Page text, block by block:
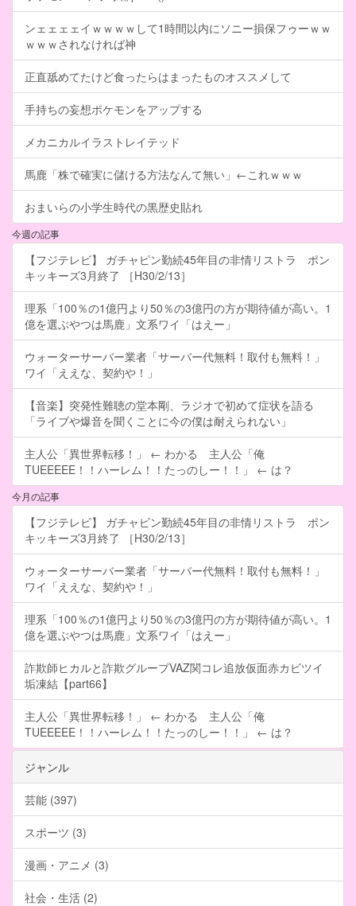
ンェェェェイｗｗｗｗして1時間以内にソニー損保フゥーｗｗ
ｗｗｗされなければ神
正直舐めてたけど食ったらはまったものオススメして
手持ちの妄想ポケモンをアップする
メカニカルイラストレイテッド
馬鹿「株で確実に儲ける方法なんて無い」←これｗｗｗ
おまいらの小学生時代の黒歴史貼れ
今週の記事
【フジテレビ】 ガチャピン勤続45年目の非情リストラ ポン
キッキーズ3月終了 ［H30/2/13］
理系「100％の1億円より50％の3億円の方が期待値が高い。1
億を選ぶやつは馬鹿」文系ワイ「はえー」
ウォーターサーバー業者「サーバー代無料！取付も無料！」
ワイ「ええな、契約や！」
【音楽】突発性難聴の堂本剛、ラジオで初めて症状を語る
「ライブや爆音を聞くことに今の僕は耐えられない」
主人公「異世界転移！」 ← わかる 主人公「俺
TUEEEEE！！ハーレム！！たっのしー！！」 ← は？
今月の記事
【フジテレビ】 ガチャピン勤続45年目の非情リストラ ポン
キッキーズ3月終了 ［H30/2/13］
ウォーターサーバー業者「サーバー代無料！取付も無料！」
ワイ「ええな、契約や！」
理系「100％の1億円より50％の3億円の方が期待値が高い。1
億を選ぶやつは馬鹿」文系ワイ「はえー」
詐欺師ヒカルと詐欺グループVAZ関コレ追放仮面赤カビツイ
垢凍結【part66】
主人公「異世界転移！」 ← わかる 主人公「俺
TUEEEEE！！ハーレム！！たっのしー！！」 ← は？
ジャンル
芸能 (397)
スポーツ (3)
漫画・アニメ (3)
社会・生活 (2)